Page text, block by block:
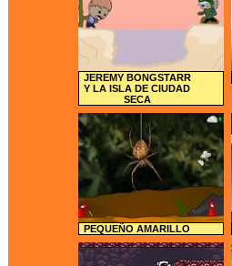
JEREMY BONGSTARR
Y LA ISLA DE CIUDAD
SECA
PEQUEÑO AMARILLO